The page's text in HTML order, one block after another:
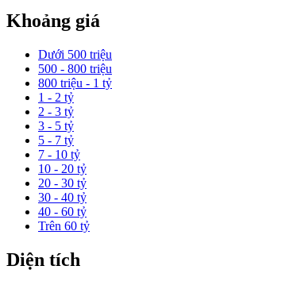
Khoảng giá
Dưới 500 triệu
500 - 800 triệu
800 triệu - 1 tỷ
1 - 2 tỷ
2 - 3 tỷ
3 - 5 tỷ
5 - 7 tỷ
7 - 10 tỷ
10 - 20 tỷ
20 - 30 tỷ
30 - 40 tỷ
40 - 60 tỷ
Trên 60 tỷ
Diện tích